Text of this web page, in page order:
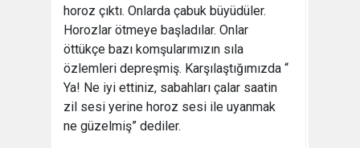
horoz çıktı. Onlarda çabuk büyüdüler.
Horozlar ötmeye başladılar. Onlar
öttükçe bazı komşularımızın sıla
özlemleri depreşmiş. Karşılaştığımızda “
Ya! Ne iyi ettiniz, sabahları çalar saatin
zil sesi yerine horoz sesi ile uyanmak
ne güzelmiş” dediler.